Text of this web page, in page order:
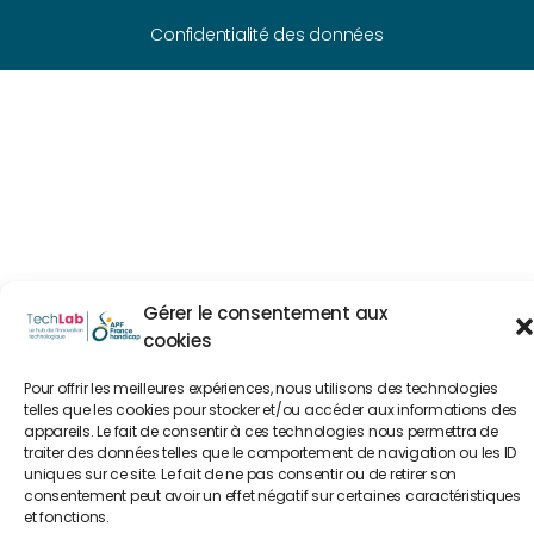
Gérer le consentement aux
cookies
Pour offrir les meilleures expériences, nous utilisons des technologies
telles que les cookies pour stocker et/ou accéder aux informations des
appareils. Le fait de consentir à ces technologies nous permettra de
traiter des données telles que le comportement de navigation ou les ID
uniques sur ce site. Le fait de ne pas consentir ou de retirer son
consentement peut avoir un effet négatif sur certaines caractéristiques
et fonctions.
Confidentialité des données